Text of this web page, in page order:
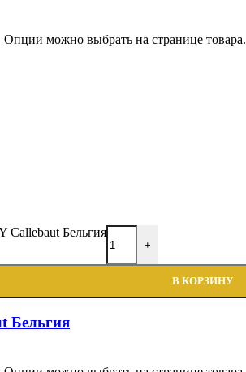
Опции можно выбрать на странице товара.
Callebaut Бельгия
+
В КОРЗИНУ
Бельгия